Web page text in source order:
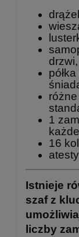
drzwi,
1
16
Istnieje
szaf z
liczby